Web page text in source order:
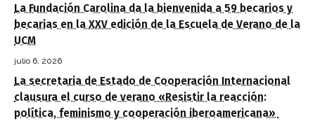
La Fundación Carolina da la bienvenida a 59 becarios y
becarias en la XXV edición de la Escuela de Verano de la
UCM
julio 6, 2026
La secretaria de Estado de Cooperación Internacional
clausura el curso de verano «Resistir la reacción:
política, feminismo y cooperación iberoamericana»